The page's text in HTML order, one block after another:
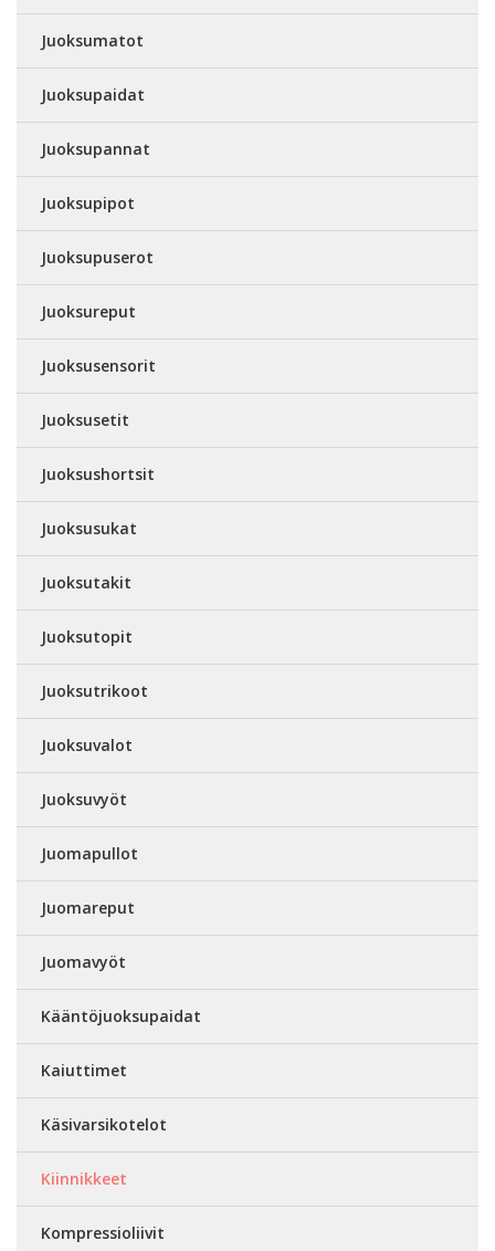
Juoksumatot
Juoksupaidat
Juoksupannat
Juoksupipot
Juoksupuserot
Juoksureput
Juoksusensorit
Juoksusetit
Juoksushortsit
Juoksusukat
Juoksutakit
Juoksutopit
Juoksutrikoot
Juoksuvalot
Juoksuvyöt
Juomapullot
Juomareput
Juomavyöt
Kääntöjuoksupaidat
Kaiuttimet
Käsivarsikotelot
Kiinnikkeet
Kompressioliivit